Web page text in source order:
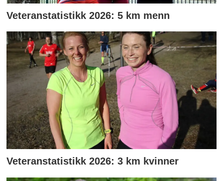
Veteranstatistikk 2026: 5 km menn
Veteranstatistikk 2026: 3 km kvinner